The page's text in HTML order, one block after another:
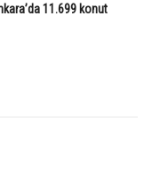
11.699 konut